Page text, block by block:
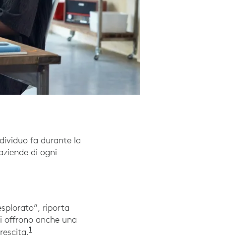
fa durante la
di ogni
riporta
offrono anche una
1“Employee Experience Is a Business